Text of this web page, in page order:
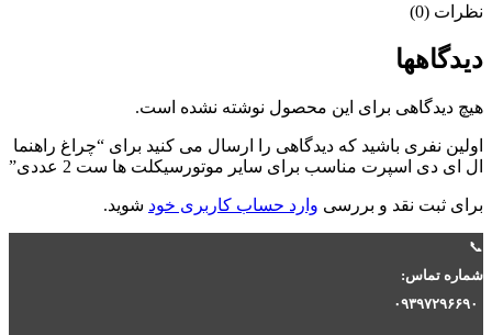
نظرات (0)
دیدگاهها
هیچ دیدگاهی برای این محصول نوشته نشده است.
اولین نفری باشید که دیدگاهی را ارسال می کنید برای “چراغ راهنما
ال ای دی اسپرت مناسب برای سایر موتورسیکلت ها ست 2 عددی”
برای ثبت نقد و بررسی وارد حساب کاربری خود شوید.
📞
شماره تماس:
۰۹۳۹۷۲۹۶۶۹۰